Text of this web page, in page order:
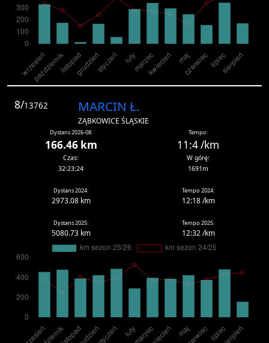
8/13762 MARCIN Ł.
ZĄBKOWICE ŚLĄSKIE
Dystans 2026-08:
166.46 km
Tempo:
11:4 /km
Czas:
32:23:24
W górę:
1691m
Dystans 2024:
2973.08 km
Tempo 2024:
12:18 /km
Dystans 2025:
5080.73 km
Tempo 2025:
12:32 /km